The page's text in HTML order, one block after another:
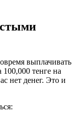
выплачивать
100,000 тенге на
нет денег. Это и